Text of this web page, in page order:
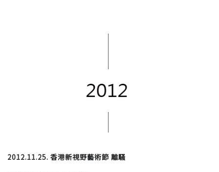
2012.11.25. 香港新視野藝術節 離騷